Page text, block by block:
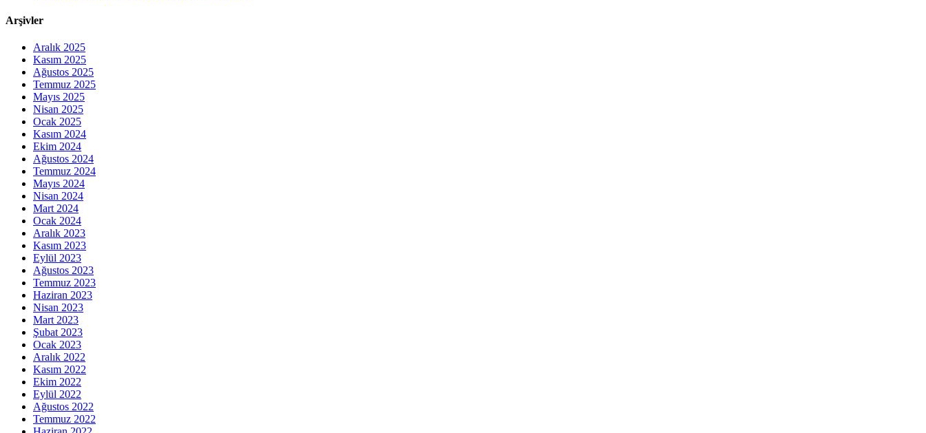
Arşivler
Aralık 2025
Kasım 2025
Ağustos 2025
Temmuz 2025
Mayıs 2025
Nisan 2025
Ocak 2025
Kasım 2024
Ekim 2024
Ağustos 2024
Temmuz 2024
Mayıs 2024
Nisan 2024
Mart 2024
Ocak 2024
Aralık 2023
Kasım 2023
Eylül 2023
Ağustos 2023
Temmuz 2023
Haziran 2023
Nisan 2023
Mart 2023
Şubat 2023
Ocak 2023
Aralık 2022
Kasım 2022
Ekim 2022
Eylül 2022
Ağustos 2022
Temmuz 2022